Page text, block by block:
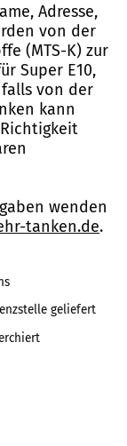
Adresse,
von der
(MTS-K) zur
Super E10,
von der
kann
wenden
tanken.de.
geliefert